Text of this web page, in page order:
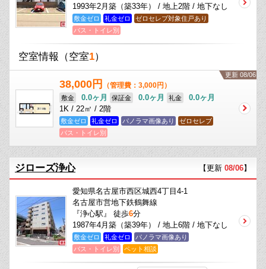
1993年2月築（築33年） / 地上2階 / 地下なし
敷金ゼロ 礼金ゼロ
ゼロセレブ対象住戸あり
バス・トイレ別
空室情報 （空室1）
更新 08/06
38,000円 （管理費：3,000円）
敷金 0.0ヶ月 保証金 0.0ヶ月 礼金
0.0ヶ月
1K / 22㎡ / 2階
敷金ゼロ 礼金ゼロ パノラマ画像あり
ゼロセレブ
バス・トイレ別
ジローズ浄心 【更新 08/06】
愛知県名古屋市西区城西4丁目4-1
名古屋市営地下鉄鶴舞線
『浄心駅』 徒歩6分
1987年4月築（築39年） / 地上6階 / 地下なし
敷金ゼロ 礼金ゼロ
パノラマ画像あり
バス・トイレ別
ペット相談